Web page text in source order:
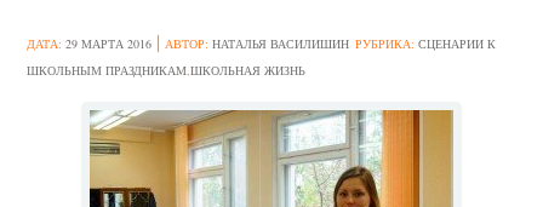
ДАТА:29 МАРТА 2016 АВТОР:НАТАЛЬЯ ВАСИЛИШИН РУБРИКА:СЦЕНАРИИ К
ШКОЛЬНЫМ ПРАЗДНИКАМ,ШКОЛЬНАЯ ЖИЗНЬ